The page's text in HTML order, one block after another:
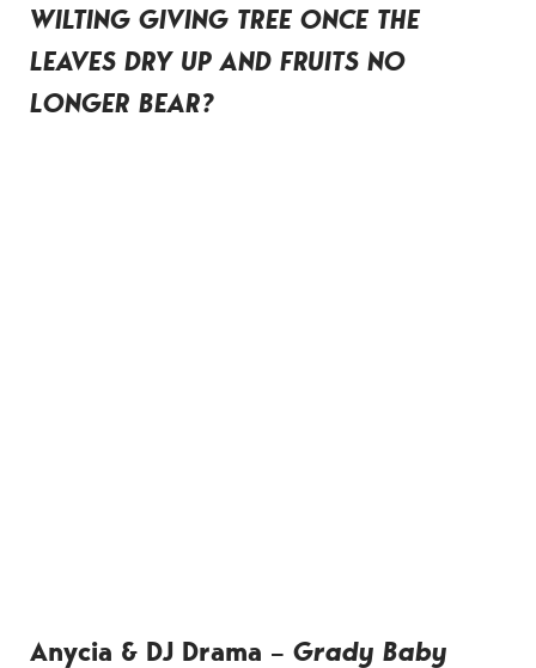
WILTING GIVING TREE ONCE THE
LEAVES DRY UP AND FRUITS NO
LONGER BEAR?
Anycia & DJ Drama – Grady Baby